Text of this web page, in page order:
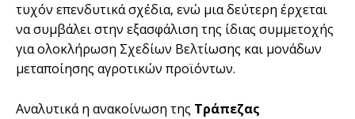
τυχόν επενδυτικά σχέδια, ενώ μια δεύτερη έρχεται
να συμβάλει στην εξασφάλιση της ίδιας συμμετοχής
για ολοκλήρωση Σχεδίων Βελτίωσης και μονάδων
μεταποίησης αγροτικών προϊόντων.
Αναλυτικά η ανακοίνωση της Τράπεζας